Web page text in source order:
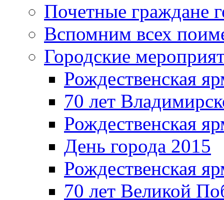
Почетные граждане
Вспомним всех
Городские
Рождественская
70 лет
Рождественская
День города 2015
Рождественская
70 лет Великой